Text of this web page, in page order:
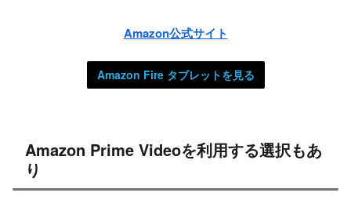
Amazon公式サイト
Amazon Fire タブレットを見る
Amazon Prime Videoを利用する選択もあ
り